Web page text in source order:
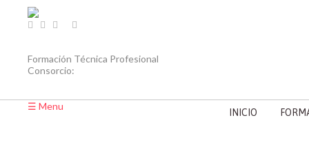
Skip to navigation
Pasar al contenido principal
Formación Técnica Profesional
Consorcio:
INICIO
☰ Menu